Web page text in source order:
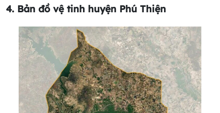
4. Bản đồ vệ tinh huyện Phú Thiện